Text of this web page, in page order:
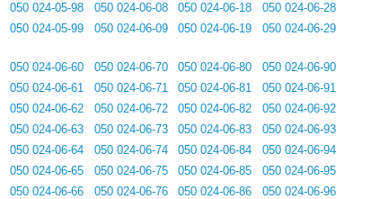
050 024-05-98
050 024-05-99
050 024-06-08
050 024-06-09
050 024-06-18
050 024-06-19
050 024-06-28
050 024-06-29
050 024-06-60
050 024-06-61
050 024-06-62
050 024-06-63
050 024-06-64
050 024-06-65
050 024-06-66
050 024-06-70
050 024-06-71
050 024-06-72
050 024-06-73
050 024-06-74
050 024-06-75
050 024-06-76
050 024-06-80
050 024-06-81
050 024-06-82
050 024-06-83
050 024-06-84
050 024-06-85
050 024-06-86
050 024-06-90
050 024-06-91
050 024-06-92
050 024-06-93
050 024-06-94
050 024-06-95
050 024-06-96